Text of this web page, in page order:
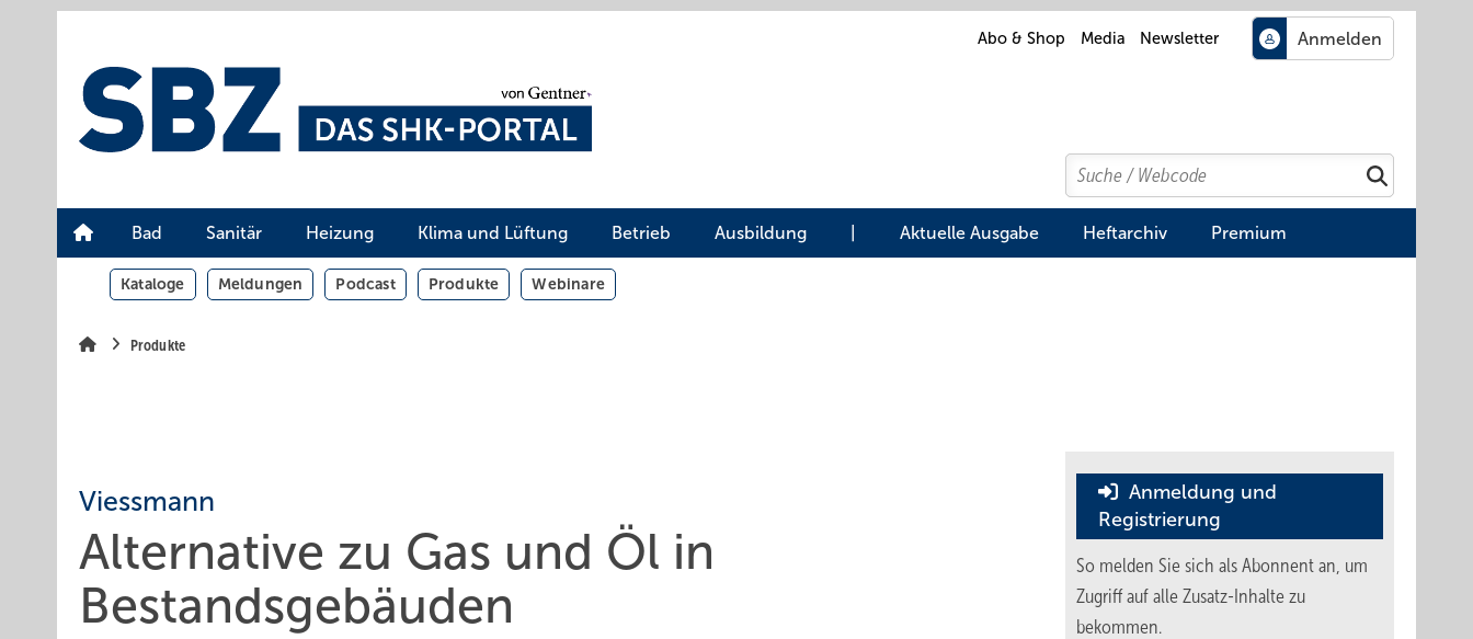
Abo & Shop Media Newsletter
Search
Suchen
Bad Sanitär Heizung Klima und Lüftung Betrieb Ausbildung Aktuelle Ausgabe Heftarchiv Premium
Kataloge Meldungen Podcast Produkte Webinare
Produkte
Viessmann
Alternative zu Gas und Öl in
Bestandsgebäuden
Anmeldung und
Registrierung
So melden Sie sich als Abonnent an, um
Zugriff auf alle Zusatz-Inhalte zu
bekommen.